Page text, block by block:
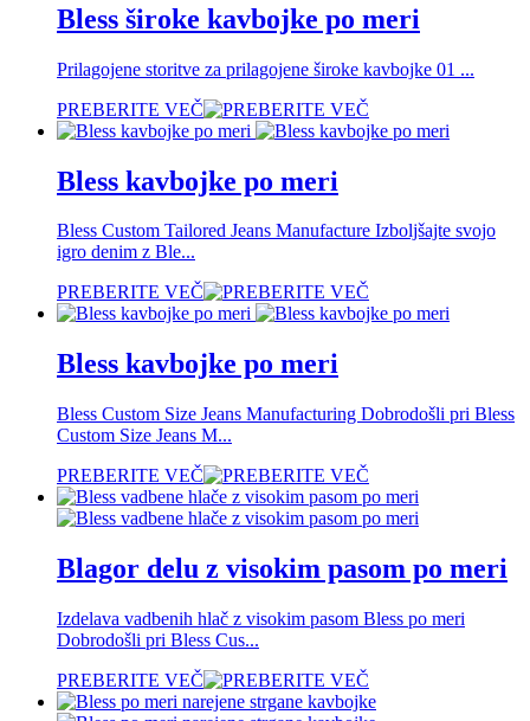
Bless široke kavbojke po meri
Prilagojene storitve za prilagojene široke kavbojke 01 ...
PREBERITE VEČ
Bless kavbojke po meri
Bless Custom Tailored Jeans Manufacture Izboljšajte svojo
igro denim z Ble...
PREBERITE VEČ
Bless kavbojke po meri
Bless Custom Size Jeans Manufacturing Dobrodošli pri Bless
Custom Size Jeans M...
PREBERITE VEČ
Blagor delu z visokim pasom po meri
Izdelava vadbenih hlač z visokim pasom Bless po meri
Dobrodošli pri Bless Cus...
PREBERITE VEČ